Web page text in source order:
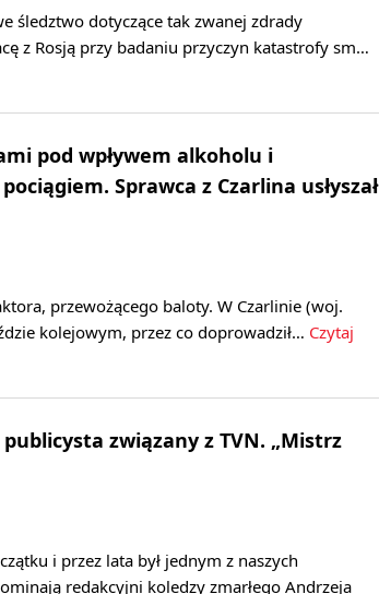
śledztwo dotyczące tak zwanej zdrady
z Rosją przy badaniu przyczyn katastrofy sm…
pod wpływem alkoholu i
Sprawca z Czarlina usłyszał
przewożącego baloty. W Czarlinie (woj.
kolejowym, przez co doprowadził… Czytaj
związany z TVN. „Mistrz
i przez lata był jednym z naszych
redakcyjni koledzy zmarłego Andrzeja